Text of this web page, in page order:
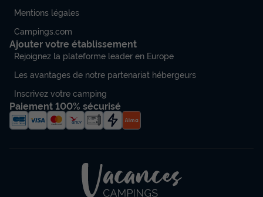
Mentions légales
Campings.com
Ajouter votre établissement
Rejoignez la plateforme leader en Europe
Les avantages de notre partenariat hébergeurs
Inscrivez votre camping
Paiement 100% sécurisé